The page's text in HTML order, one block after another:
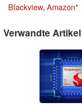
Blackview, Amazon
Verwandte Artikel